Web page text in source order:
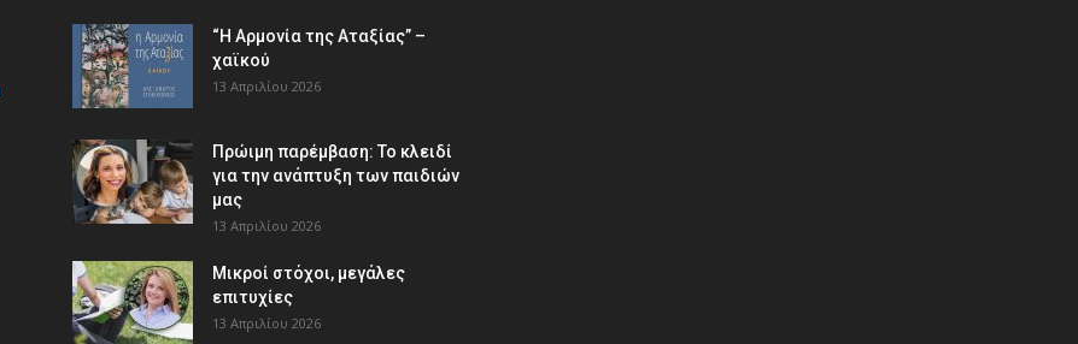
“Η Αρμονία της Αταξίας” –
χαϊκού
13 Απριλίου 2026
Πρώιμη παρέμβαση: Το κλειδί
για την ανάπτυξη των παιδιών
µας
13 Απριλίου 2026
Μικροί στόχοι, μεγάλες
επιτυχίες
13 Απριλίου 2026